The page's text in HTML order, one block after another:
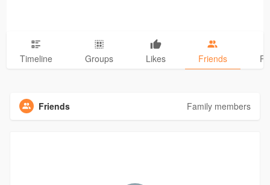
Timeline Groups Likes Friends
Friends Family members